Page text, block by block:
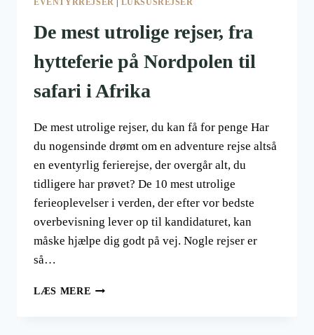
EVENTYRREJSER LUKSUSREJSER
De mest utrolige rejser, fra
hytteferie på Nordpolen til
safari i Afrika
De mest utrolige rejser, du kan få for penge Har
du nogensinde drømt om en adventure rejse altså
en eventyrlig ferierejse, der overgår alt, du
tidligere har prøvet? De 10 mest utrolige
ferieoplevelser i verden, der efter vor bedste
overbevisning lever op til kandidaturet, kan
måske hjælpe dig godt på vej. Nogle rejser er
så…
LÆS MERE DE